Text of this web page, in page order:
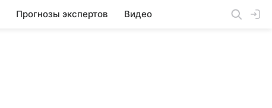
Прогнозы экспертов Видео